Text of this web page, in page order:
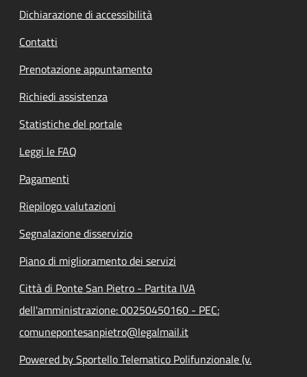
Dichiarazione di accessibilità
Contatti
Prenotazione appuntamento
Richiedi assistenza
Statistiche del portale
Leggi le FAQ
Pagamenti
Riepilogo valutazioni
Segnalazione disservizio
Piano di miglioramento dei servizi
Città di Ponte San Pietro - Partita IVA
dell'amministrazione: 00250450160 - PEC:
comunepontesanpietro@legalmail.it
Powered by Sportello Telematico Polifunzionale (v.